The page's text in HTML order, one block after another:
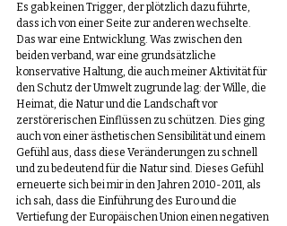
Es gab keinen Trigger, der plötzlich dazu führte,
dass ich von einer Seite zur anderen wechselte.
Das war eine Entwicklung. Was zwischen den
beiden verband, war eine grundsätzliche
konservative Haltung, die auch meiner Aktivität für
den Schutz der Umwelt zugrunde lag: der Wille, die
Heimat, die Natur und die Landschaft vor
zerstörerischen Einflüssen zu schützen. Dies ging
auch von einer ästhetischen Sensibilität und einem
Gefühl aus, dass diese Veränderungen zu schnell
und zu bedeutend für die Natur sind. Dieses Gefühl
erneuerte sich bei mir in den Jahren 2010-2011, als
ich sah, dass die Einführung des Euro und die
Vertiefung der Europäischen Union einen negativen